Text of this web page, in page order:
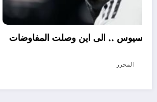
تجديد عقد فينيسيوس .. الى اين وصلت
أغسطس 5, 2026